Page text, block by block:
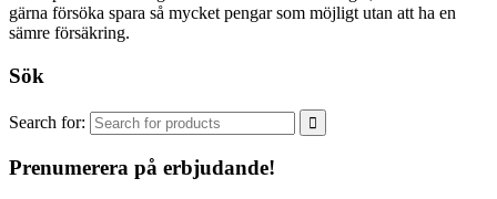
gärna försöka spara så mycket pengar som möjligt utan att ha en
sämre försäkring.
Sök
Search for:
Prenumerera på erbjudande!